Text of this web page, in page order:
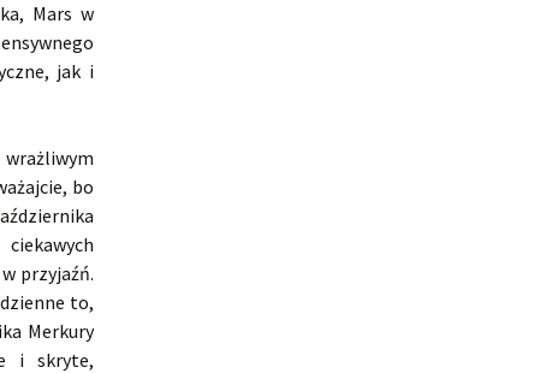
Mars w
jak i
wrażliwym
bo
przyjaźń.
to,
Merkury
i skryte,